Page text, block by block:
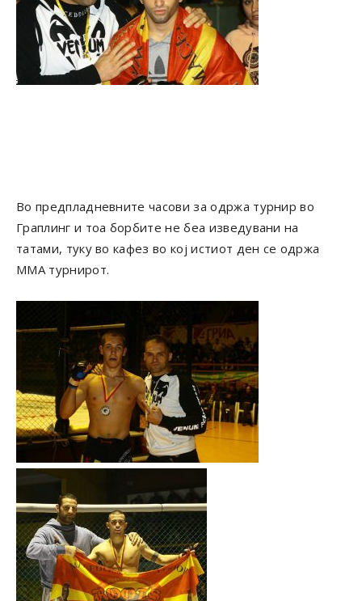
Во предпладневните часови за одржа турнир во
Граплинг и тоа борбите не беа изведувани на
татами, туку во кафез во кој истиот ден се одржа
ММА турнирот.